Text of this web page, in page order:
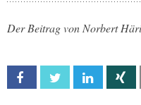
Der Beitrag von Norbert
Facebook Twitter Linkedin